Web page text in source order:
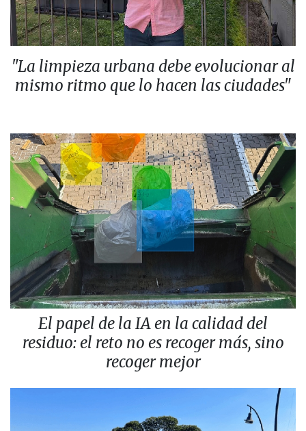
"La limpieza urbana debe evolucionar al
mismo ritmo que lo hacen las ciudades"
El papel de la IA en la calidad del
residuo: el reto no es recoger más, sino
recoger mejor